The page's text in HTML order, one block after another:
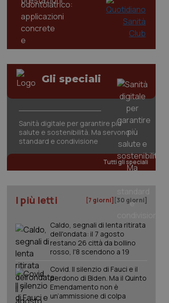
Gli speciali
Sanità digitale per garantire più
salute e sostenibilità. Ma servono
standard e condivisione
Tutti gli speciali
I più letti [7 giorni] [30 giorni]
Caldo, segnali di lenta ritirata
dell'ondata: il 7 agosto
restano 26 città da bollino
rosso, l'8 scendono a 19
Covid. Il silenzio di Fauci e il
perdono di Biden. Ma il Quinto
Emendamento non è
un’ammissione di colpa